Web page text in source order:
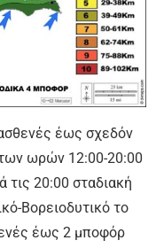
έως σχεδόν
ωρών 12:00-20:00
20:00 σταδιακή
Βορειοδυτικό το
έως 2 μποφόρ